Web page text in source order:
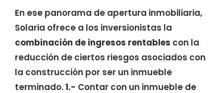
En ese panorama de apertura inmobiliaria,
Solaria ofrece a los inversionistas la
combinación de ingresos rentables con la
reducción de ciertos riesgos asociados con
la construcción por ser un inmueble
terminado.1.- Contar con un inmueble de